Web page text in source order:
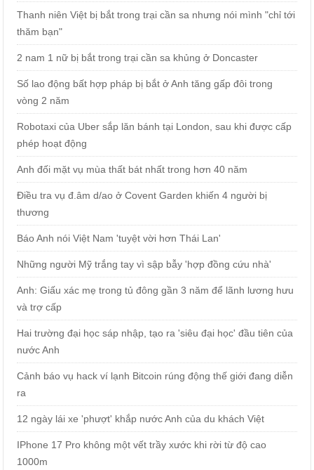
Thanh niên Việt bị bắt trong trại cần sa nhưng nói mình "chỉ tới
thăm bạn"
2 nam 1 nữ bị bắt trong trại cần sa khủng ở Doncaster
Số lao động bất hợp pháp bị bắt ở Anh tăng gấp đôi trong
vòng 2 năm
Robotaxi của Uber sắp lăn bánh tại London, sau khi được cấp
phép hoạt động
Anh đối mặt vụ mùa thất bát nhất trong hơn 40 năm
Điều tra vụ đ.âm d/ao ở Covent Garden khiến 4 người bị
thương
Báo Anh nói Việt Nam 'tuyệt vời hơn Thái Lan'
Những người Mỹ trắng tay vì sập bẫy 'hợp đồng cứu nhà'
Anh: Giấu xác mẹ trong tủ đông gần 3 năm để lãnh lương hưu
và trợ cấp
Hai trường đại học sáp nhập, tạo ra 'siêu đại học' đầu tiên của
nước Anh
Cảnh báo vụ hack ví lạnh Bitcoin rúng động thế giới đang diễn
ra
12 ngày lái xe 'phượt' khắp nước Anh của du khách Việt
IPhone 17 Pro không một vết trầy xước khi rời từ độ cao
1000m